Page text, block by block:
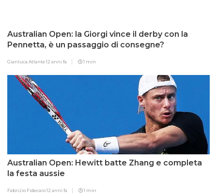
Australian Open: la Giorgi vince il derby con la
Pennetta, è un passaggio di consegne?
Gianluca Atlante12 anni fa 1 min
Australian Open: Hewitt batte Zhang e completa
la festa aussie
Fabrizio Fidecaro12 anni fa 1 min